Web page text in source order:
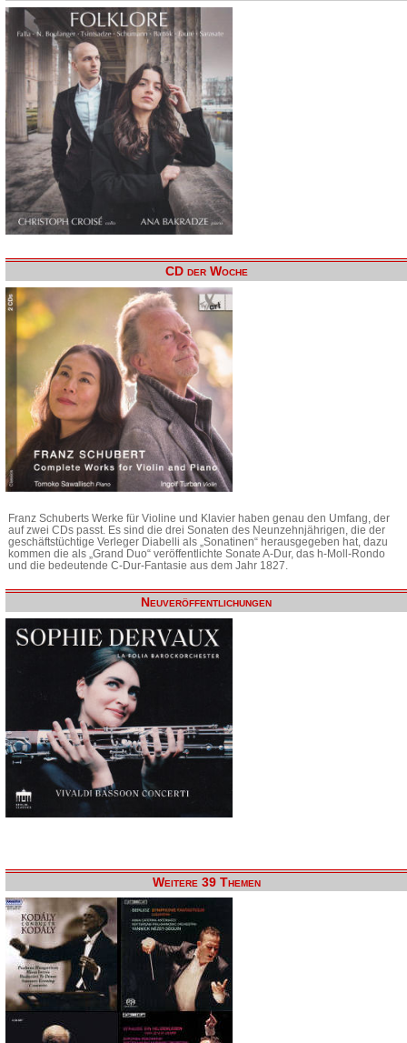
CD der Woche
Franz Schuberts Werke für Violine und Klavier haben genau den Umfang, der
auf zwei CDs passt. Es sind die drei Sonaten des Neunzehnjährigen, die der
geschäftstüchtige Verleger Diabelli als „Sonatinen“ herausgegeben hat, dazu
kommen die als „Grand Duo“ veröffentlichte Sonate A-Dur, das h-Moll-Rondo
und die bedeutende C-Dur-Fantasie aus dem Jahr 1827.
Neuveröffentlichungen
Weitere 39 Themen